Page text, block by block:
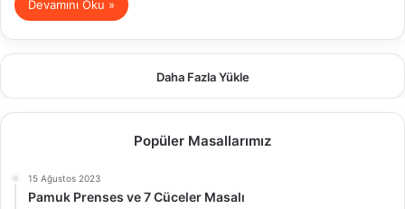
Devamını Oku »
Daha Fazla Yükle
Popüler Masallarımız
15 Ağustos 2023
Pamuk Prenses ve 7 Cüceler Masalı